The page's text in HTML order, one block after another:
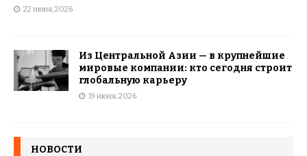
22 июня, 2026
Из Центральной Азии — в крупнейшие
мировые компании: кто сегодня строит
глобальную карьеру
19 июня, 2026
НОВОСТИ